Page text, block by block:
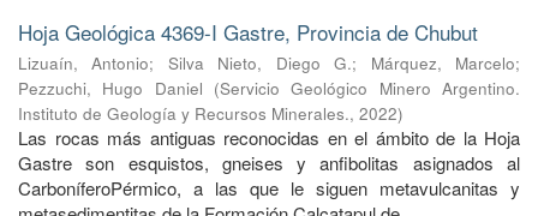
Hoja Geológica 4369-I Gastre, Provincia de Chubut
Lizuaín, Antonio; Silva Nieto, Diego G.; Márquez, Marcelo;
Pezzuchi, Hugo Daniel (Servicio Geológico Minero Argentino.
Instituto de Geología y Recursos Minerales., 2022)
Las rocas más antiguas reconocidas en el ámbito de la Hoja
Gastre son esquistos, gneises y anfibolitas asignados al
CarboníferoPérmico, a las que le siguen metavulcanitas y